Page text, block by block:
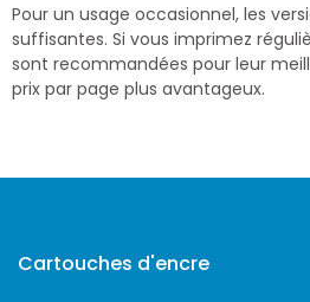
Pour un usage occasionnel, les
suffisantes. Si vous imprimez
sont recommandées pour leur
prix par page plus avantageux.
Cartouches d'encre